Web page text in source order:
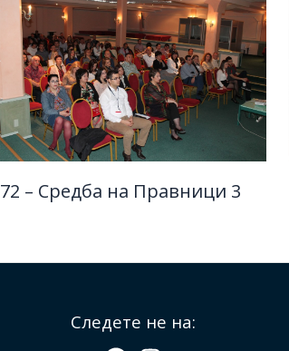
72 – Средба на Правници 3
Следете не на: